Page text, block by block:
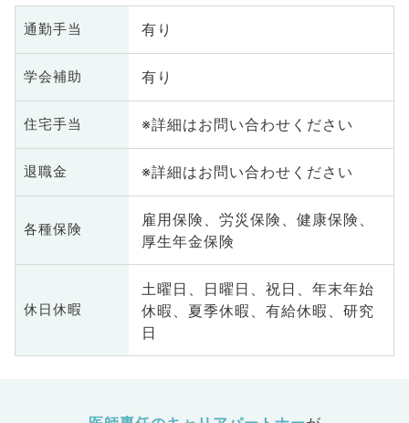
通勤手当 有り
学会補助 有り
住宅手当 ※詳細はお問い合わせください
退職金 ※詳細はお問い合わせください
各種保険
雇用保険、労災保険、健康保険、
厚生年金保険
休日休暇
土曜日、日曜日、祝日、年末年始
休暇、夏季休暇、有給休暇、研究
日